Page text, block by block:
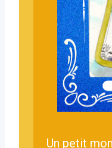
Un petit